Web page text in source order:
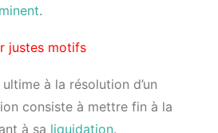
.
justes motifs
à la résolution d’un
consiste à mettre fin à la
à sa liquidation.